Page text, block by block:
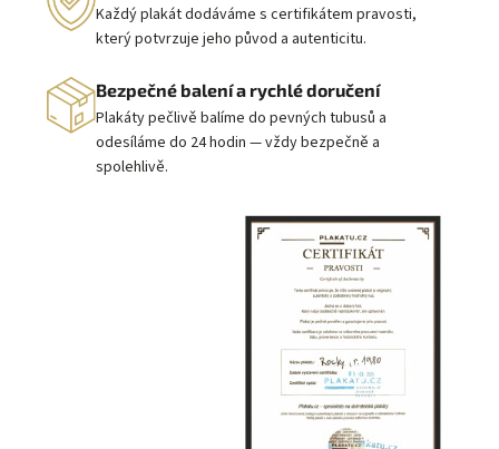
Každý plakát dodáváme s certifikátem pravosti,
který potvrzuje jeho původ a autenticitu.
Bezpečné balení a rychlé doručení
Plakáty pečlivě balíme do pevných tubusů a
odesíláme do 24 hodin — vždy bezpečně a
spolehlivě.